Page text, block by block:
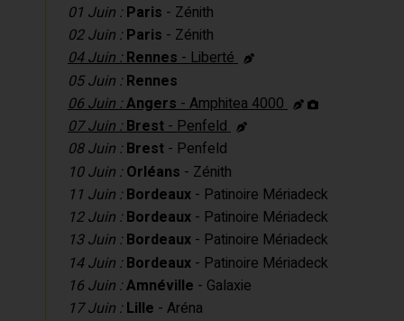
01 Juin : Paris - Zénith
02 Juin : Paris - Zénith
04 Juin :Rennes- Liberté
05 Juin : Rennes
06 Juin :Angers- Amphitea 4000
07 Juin :Brest- Penfeld
08 Juin : Brest - Penfeld
10 Juin : Orléans - Zénith
11 Juin : Bordeaux - Patinoire Mériadeck
12 Juin : Bordeaux - Patinoire Mériadeck
13 Juin : Bordeaux - Patinoire Mériadeck
14 Juin : Bordeaux - Patinoire Mériadeck
16 Juin :Amnéville - Galaxie
17 Juin : Lille - Aréna